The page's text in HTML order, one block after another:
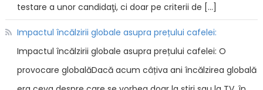
testare a unor candidaţi, ci doar pe criterii de […]
Impactul încălzirii globale asupra prețului cafelei:
Impactul încălzirii globale asupra prețului cafelei: O
provocare globalăDacă acum câțiva ani încălzirea globală